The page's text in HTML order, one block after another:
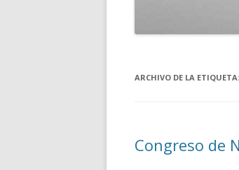
ARCHIVO DE LA ETIQUETA:
Congreso de